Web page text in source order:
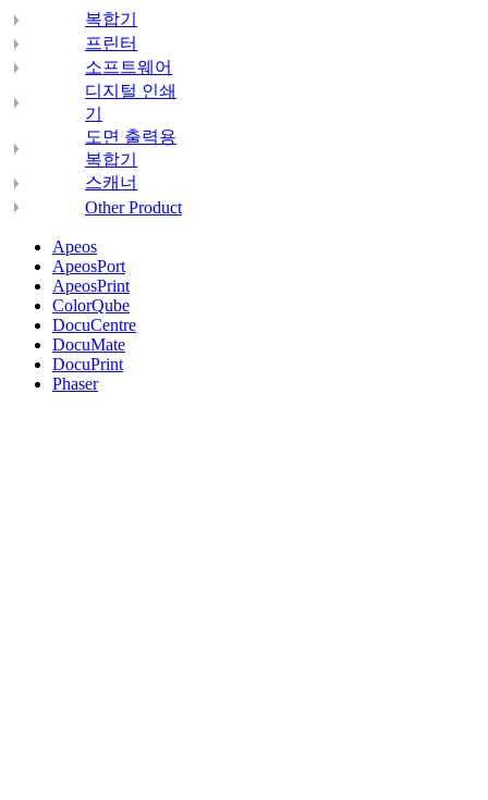
복합기
프린터
소프트웨어
디지털 인쇄
기
도면 출력용
복합기
스캐너
Other Product
Apeos
ApeosPort
ApeosPrint
ColorQube
DocuCentre
DocuMate
DocuPrint
Phaser